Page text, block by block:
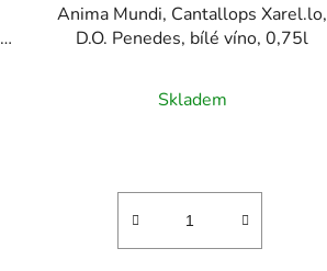
Anima Mundi, Cantallops Xarel.lo,
D.O. Penedes, bílé víno, 0,75l
Skladem